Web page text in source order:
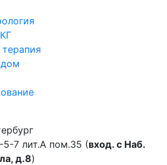
терапия
5-7 лит.А пом.35 (вход. с Наб.
д.8)